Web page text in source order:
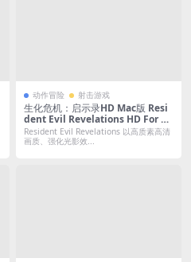
动作冒险 射击游戏
生化危机：启示录HD Mac版 Resi
dent Evil Revelations HD For M
ac｜中文移植版
Resident Evil Revelations 以高质素高清
画质、强化光影效...